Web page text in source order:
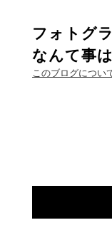
フォトグ
なんて事
このブログについ